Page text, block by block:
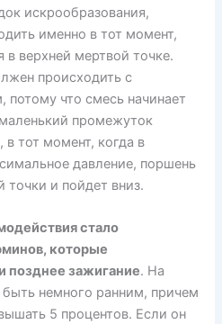
искрообразования,
именно в тот момент,
в верхней мертвой точке.
происходить с
что смесь начинает
промежуток
тот момент, когда в
давление, поршень
точки и пойдет вниз.
стало
которые
позднее зажигание. На
немного ранним, причем
5 процентов. Если он